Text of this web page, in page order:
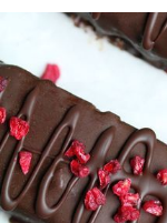
bare
prøve